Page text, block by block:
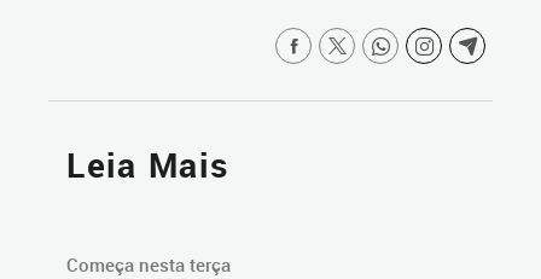
Leia Mais
Começa nesta terça